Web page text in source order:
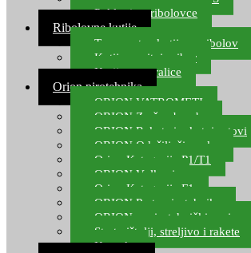
Pokloni za ribolovce
Ribolovne kutije
Transportne kutije za ribolov
Kutije za sitni pribor
Kutije za varalice
Orion pirotehnika
ORION VATROMETI
ORION Zračne bombe
ORION Rakete i raketni setovi
ORION Odašiljači zvuka
Orion Kategorija P1/T1
ORION Vulkani
Orion Kategorija F1
ORION Party pirotehnika
ORION nepirotehnički
Start pištolji, streljivo i rakete
Kontakt